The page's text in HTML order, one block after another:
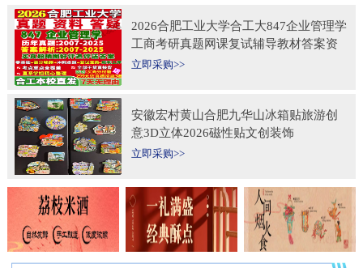
2026合肥工业大学合工大847企业管理学
工商考研真题网课复试辅导教材答案资
料考前冲刺押题预测三套卷3套题
立即采购>>
安徽宏村黄山合肥九华山冰箱贴旅游创
意3D立体2026磁性贴文创装饰
立即采购>>